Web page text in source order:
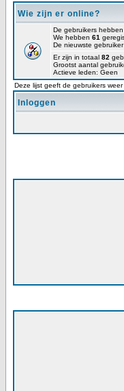
Wie zijn er online?
De gebruikers
We hebben 61
De nieuwste
Er zijn in totaal 82
Grootst aantal
Actieve leden: Geen
Deze lijst geeft de gebruikers
Inloggen